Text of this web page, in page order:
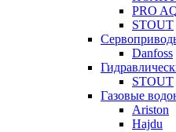
PRO
STOUT
Danfoss
STOUT
Газовые
Ariston
Hajdu